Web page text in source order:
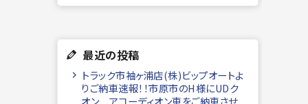
最近の投稿
トラック市袖ヶ浦店(株)ビップオートよ
りご納車速報！！市原市のH様にUDク
オン アコーディオン車をご納車させ